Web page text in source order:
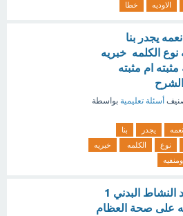
الاوديه خطا
يجدر بنا
نوع الكلمه خبريه
ام مثبته
أسئلة تعليمية بواسطة
نعمه يجدر
بنا
نوع الكلمه
خبريه
ومنفيه
حل سؤال فوائد النشاط البدني 1
على صحة العظام